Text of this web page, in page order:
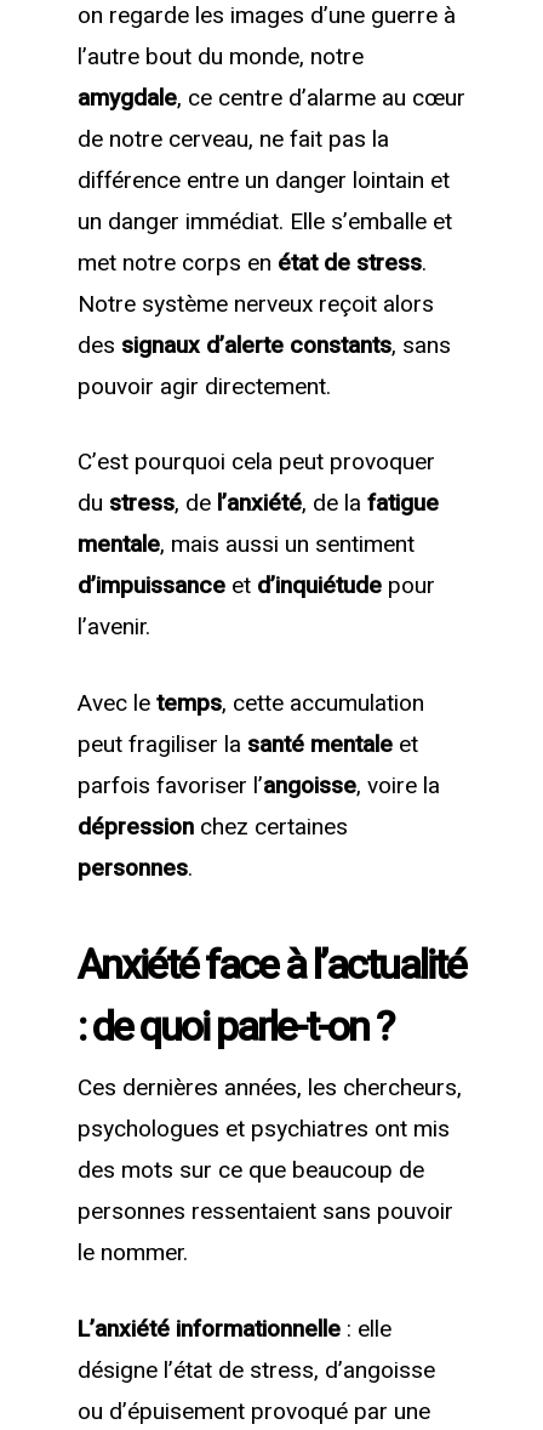
on regarde les images d’une guerre à
l’autre bout du monde, notre
amygdale, ce centre d’alarme au cœur
de notre cerveau, ne fait pas la
différence entre un danger lointain et
un danger immédiat. Elle s’emballe et
met notre corps en état de stress.
Notre système nerveux reçoit alors
des signaux d’alerte constants, sans
pouvoir agir directement.
C’est pourquoi cela peut provoquer
du stress, de l’anxiété, de la fatigue
mentale, mais aussi un sentiment
d’impuissance et d’inquiétude pour
l’avenir.
Avec letemps, cette accumulation
peut fragiliser la santé mentale et
parfois favoriser l’angoisse, voire la
dépression chez certaines
personnes.
Anxiété face à l’actualité
: de quoi parle-t-on ?
Ces dernières années, les chercheurs,
psychologues et psychiatres ont mis
des mots sur ce que beaucoup de
personnes ressentaient sans pouvoir
le nommer.
L’anxiété informationnelle : elle
désigne l’état de stress, d’angoisse
ou d’épuisement provoqué par une